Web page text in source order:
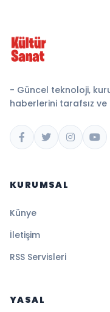
- Güncel teknoloji,
haberlerini tarafsız ve
KURUMSAL
Künye
İletişim
RSS Servisleri
YASAL